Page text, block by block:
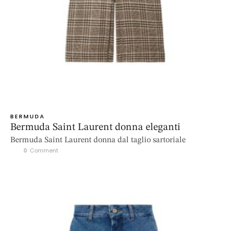
BERMUDA
Bermuda Saint Laurent donna eleganti
Bermuda Saint Laurent donna dal taglio sartoriale
0 Comment